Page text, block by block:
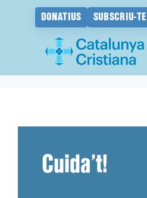
DONATIUS SUBSCRIU-TE
Cuida’t!